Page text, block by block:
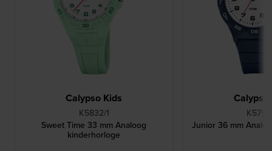
Calypso Kids
K5832/1
Sweet Time 33 mm Analoog
kinderhorloge
Calypso
Junior 36 mm